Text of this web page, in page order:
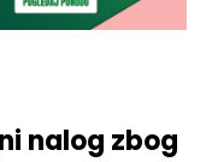
nalog zbog